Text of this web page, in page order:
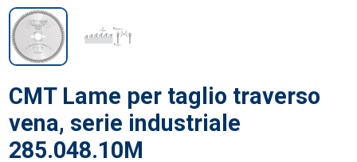
CMT Lame per taglio traverso
vena, serie industriale
285.048.10M